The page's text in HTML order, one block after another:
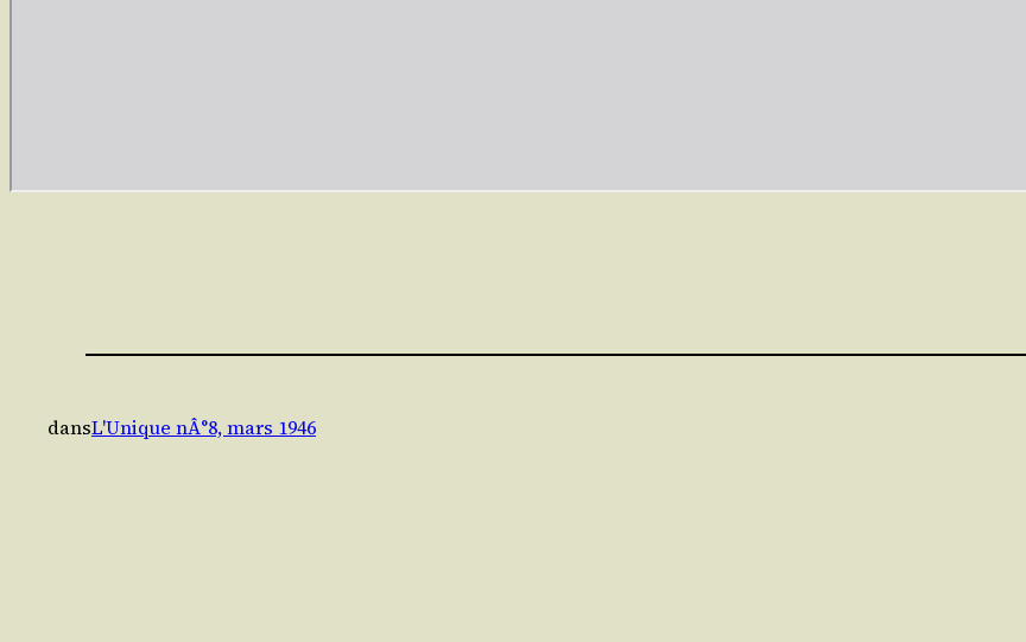
dansL'Unique nÂ°8, mars 1946